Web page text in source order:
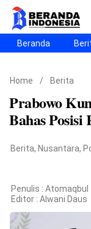
Beranda
Berita
Opini
Advertorial
Featured
Beranda25
SEGMEN
Nusantara
Jabodetabek
Sulselbar
Kota Makassar
Beranda
Home / Berita
Prabowo
Bahas
Berita, Nusantara,
Penulis : Atomaqbul
Editor : Alwani Daus